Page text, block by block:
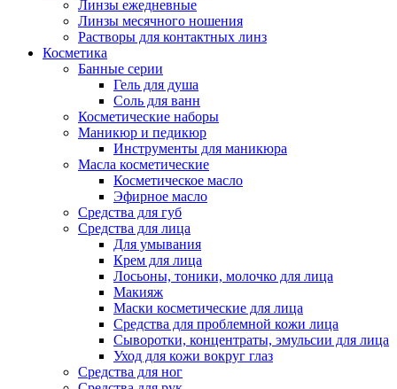
Линзы ежедневные
Линзы месячного ношения
Растворы для контактных линз
Косметика
Банные серии
Гель для душа
Соль для ванн
Косметические наборы
Маникюр и педикюр
Инструменты для маникюра
Масла косметические
Косметическое масло
Эфирное масло
Средства для губ
Средства для лица
Для умывания
Крем для лица
Лосьоны, тоники, молочко для лица
Макияж
Маски косметические для лица
Средства для проблемной кожи лица
Сыворотки, концентраты, эмульсии для лица
Уход для кожи вокруг глаз
Средства для ног